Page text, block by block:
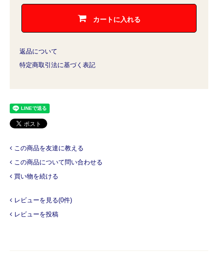
カートに入れる
返品について
特定商取引法に基づく表記
この商品を友達に教える
この商品について問い合わせる
買い物を続ける
レビューを見る(0件)
レビューを投稿